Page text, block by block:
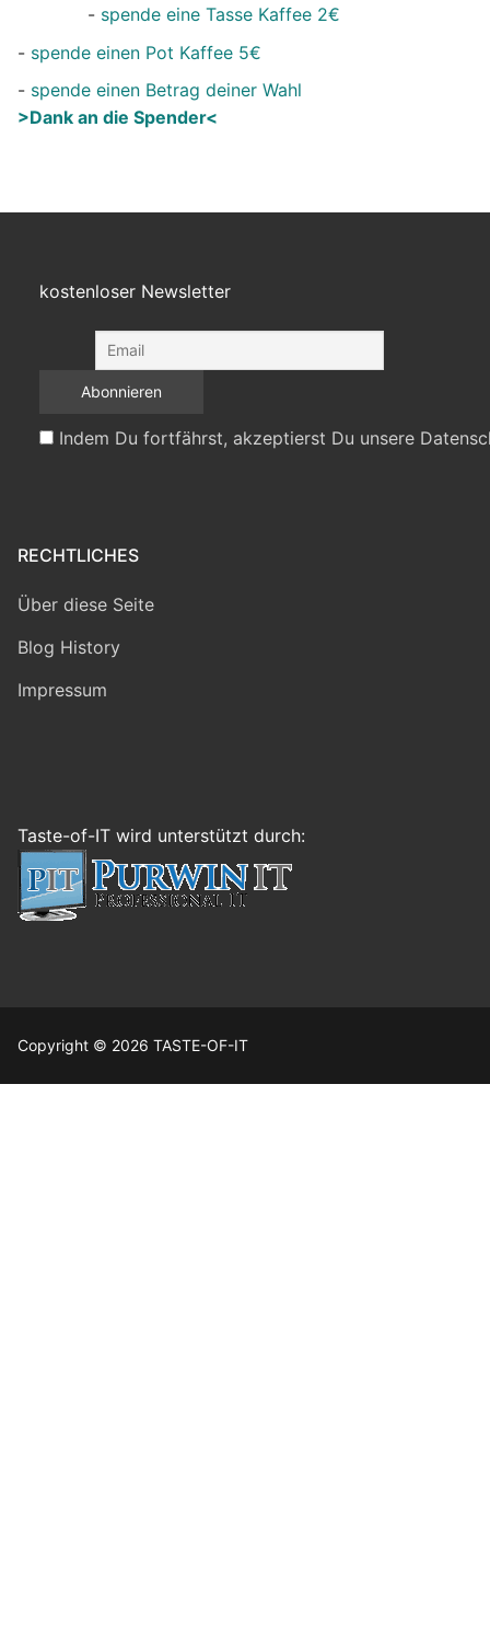
- spende eine Tasse Kaffee 2€
- spende einen Pot Kaffee 5€
- spende einen Betrag deiner Wahl
>Dank an die Spender<
kostenloser Newsletter
Indem Du fortfährst, akzeptierst Du unsere
RECHTLICHES
Über diese Seite
Blog History
Impressum
Taste-of-IT wird unterstützt durch:
Copyright © 2026 TASTE-OF-IT